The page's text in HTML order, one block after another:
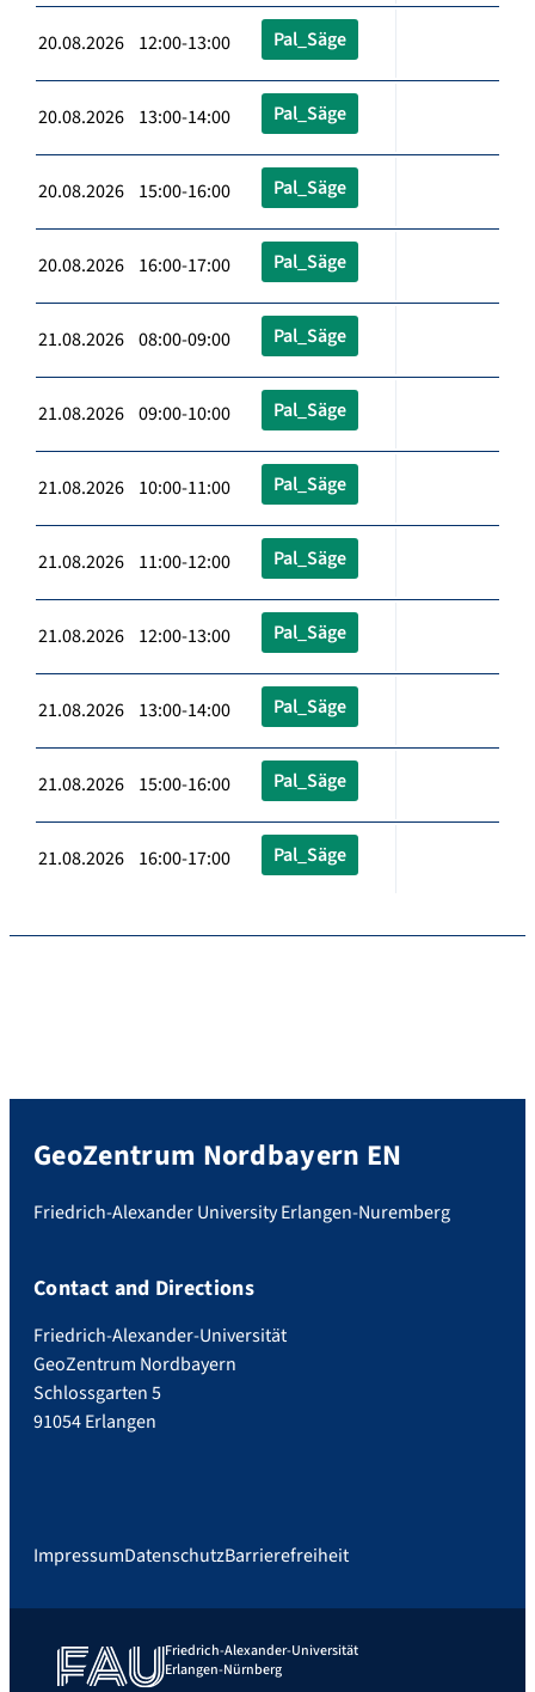
20.08.2026 12:00-13:00 Pal_Säge
20.08.2026 13:00-14:00 Pal_Säge
20.08.2026 15:00-16:00 Pal_Säge
20.08.2026 16:00-17:00 Pal_Säge
21.08.2026 08:00-09:00 Pal_Säge
21.08.2026 09:00-10:00 Pal_Säge
21.08.2026 10:00-11:00 Pal_Säge
21.08.2026 11:00-12:00 Pal_Säge
21.08.2026 12:00-13:00 Pal_Säge
21.08.2026 13:00-14:00 Pal_Säge
21.08.2026 15:00-16:00 Pal_Säge
21.08.2026 16:00-17:00 Pal_Säge
GeoZentrum Nordbayern EN
Friedrich-Alexander University Erlangen-Nuremberg
Contact and Directions
Friedrich-Alexander-Universität
GeoZentrum Nordbayern
Schlossgarten 5
91054 Erlangen
ImpressumDatenschutzBarrierefreiheit
Friedrich-Alexander-Universität
Erlangen-Nürnberg